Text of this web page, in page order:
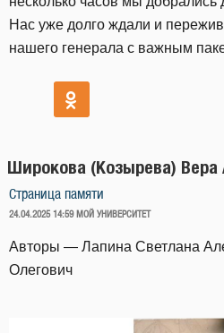
Нас уже долго ждали и
нашего генерала с важным
Широкова (Козырева) Вера
Страница памяти
ОПУБЛИКОВАНО
24.04.2025 14:59 МОЙ УНИВЕРСИТЕТ
Авторы — Лапина Светлана
Олегович